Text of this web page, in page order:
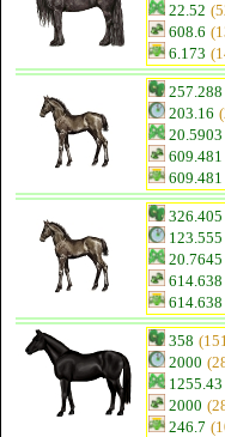
22.52
608.6
6.173
257.288
203.16
20.5903
609.481
609.481
326.405
123.555
20.7645
614.638
614.638
358
2000
1255.43
2000
246.7